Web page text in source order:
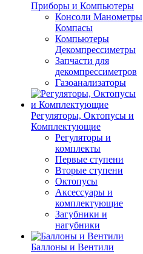
Приборы и Компьютеры
Консоли Манометры
Компасы
Компьютеры
Декомпрессиметры
Запчасти для
декомпрессиметров
Газоанализаторы
Регуляторы, Октопусы и
Комплектующие
Регуляторы и
комплекты
Первые ступени
Вторые ступени
Октопусы
Аксессуары и
комплектующие
Загубники и
нагубники
Баллоны и Вентили